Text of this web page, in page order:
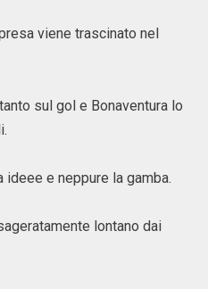
viene trascinato nel
sul gol e Bonaventura lo
e neppure la gamba.
lontano dai